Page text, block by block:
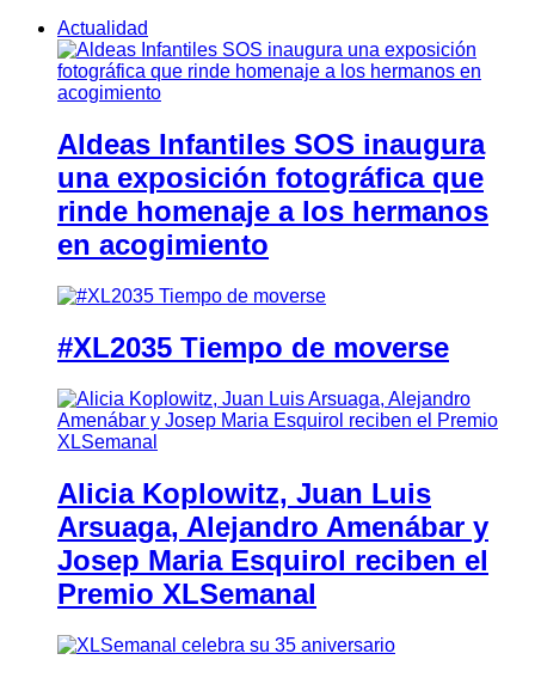
Actualidad
Aldeas Infantiles SOS inaugura
una exposición fotográfica que
rinde homenaje a los hermanos
en acogimiento
#XL2035 Tiempo de moverse
Alicia Koplowitz, Juan Luis
Arsuaga, Alejandro Amenábar y
Josep Maria Esquirol reciben el
Premio XLSemanal